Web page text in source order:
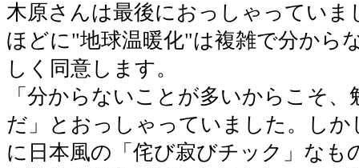
木原さんは最後におっしゃっていま
ほどに"地球温暖化"は複雑で分から
しく同意します。
「分からないことが多いからこそ
だ」とおっしゃっていました。しか
に日本風の「侘び寂びチック」なも